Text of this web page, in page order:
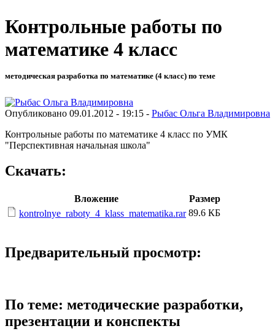
Контрольные работы по
математике 4 класс
методическая разработка по математике (4 класс) по теме
Опубликовано 09.01.2012 - 19:15 - Рыбас Ольга Владимировна
Контрольные работы по математике 4 класс по УМК
"Перспективная начальная школа"
Скачать:
Вложение
Размер
kontrolnye_raboty_4_klass_matematika.rar 89.6 КБ
Предварительный просмотр:
По теме: методические разработки,
презентации и конспекты